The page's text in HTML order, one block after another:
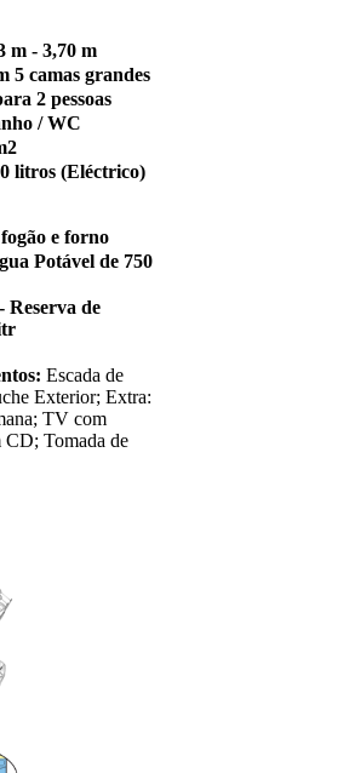
m - 3,70 m
5 camas grandes
2 pessoas
/ WC
litros (Eléctrico)
e forno
Potável de 750
Reserva de
Escada de
Exterior; Extra:
TV com
Tomada de